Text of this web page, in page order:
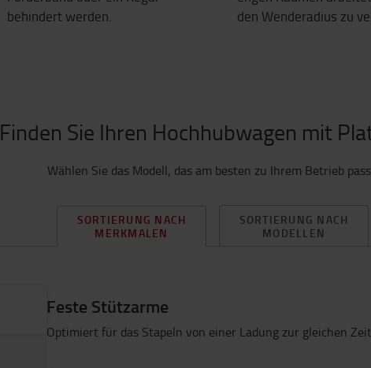
behindert werden.
den Wenderadius zu
Finden Sie Ihren Hochhubwagen mit
Wählen Sie das Modell, das am besten zu Ihrem Betrieb
SORTIERUNG NACH
MERKMALEN
SORTIERUNG NACH
MODELLEN
Feste Stützarme
Optimiert für das Stapeln von einer Ladung zur gleichen